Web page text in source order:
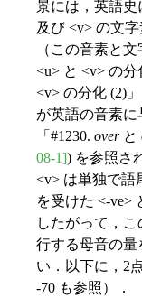
景には，英語史
及び <v> の文
（この音素と
<u> と <v> の分
<v> の分化 (2)
が英語の音素
「#1230. overと
08-1]) を参照さ
<v> は単独で語
を受けた <-ve>
したがって，
行する母音の量
い．以下に，2
-70 も参照）．